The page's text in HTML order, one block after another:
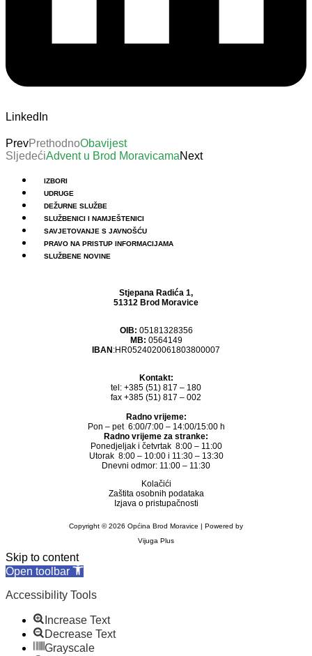
LinkedIn
PrevPrethodnoObavijest
SljedećiAdvent u Brod MoravicamaNext
Menu
IZBORI
UDRUGE
DEŽURNE SLUŽBE
SLUŽBENICI I NAMJEŠTENICI
SAVJETOVANJE S JAVNOŠĆU
PRAVO NA PRISTUP INFORMACIJAMA
SLUŽBENE NOVINE
Stjepana Radića 1,
51312 Brod Moravice
OIB: 05181328356
MB: 0564149
IBAN :HR0524020061803800007
Kontakt:
tel: +385 (51) 817 – 180
fax +385 (51) 817 – 002
Radno vrijeme:
Pon – pet 6:00/7:00 – 14:00/15:00 h
Radno vrijeme za stranke:
Ponedjeljak i četvrtak 8:00 – 11:00
Utorak 8:00 – 10:00 i 11:30 – 13:30
Dnevni odmor: 11:00 – 11:30
Kolačići
Zaštita osobnih podataka
Izjava o pristupačnosti
Copyright © 2026 Općina Brod Moravice | Powered by
Vijuga Plus
Skip to content
Open toolbar
Accessibility Tools
Increase Text
Decrease Text
Grayscale